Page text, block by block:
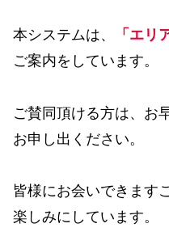
本システムは、 「エリ
ご案内をしています。
ご賛同頂ける方は、お
お申し出ください。
皆様にお会いできます
楽しみにしています。